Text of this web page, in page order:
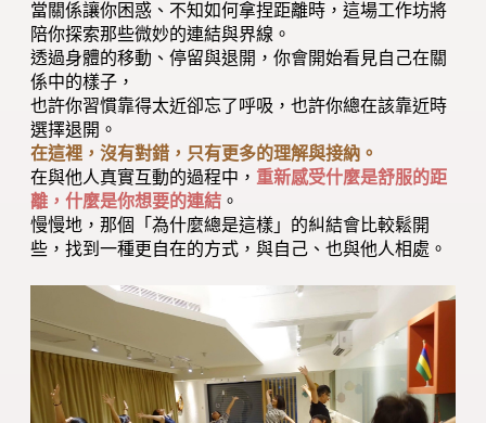
當關係讓你困惑、不知如何拿捏距離時，這場工作坊將
陪你探索那些微妙的連結與界線。
透過身體的移動、停留與退開，你會開始看見自己在關
係中的樣子，
也許你習慣靠得太近卻忘了呼吸，也許你總在該靠近時
選擇退開。
在這裡，沒有對錯，只有更多的理解與接納。
在與他人真實互動的過程中， 重新感受什麼是舒服的距
離，什麼是你想要的連結 。
慢慢地，那個「為什麼總是這樣」的糾結會比較鬆開
些，找到一種更自在的方式，與自己、也與他人相處。